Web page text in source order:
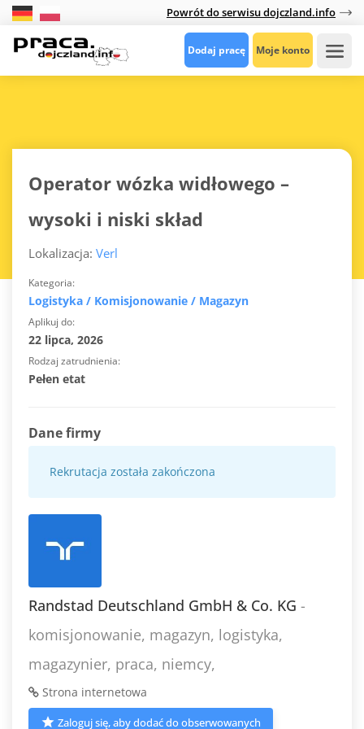
Powrót do serwisu dojczland.info
Dodaj pracę Moje konto
Operator wózka widłowego –
wysoki i niski skład
Lokalizacja: Verl
Kategoria
Logistyka / Komisjonowanie / Magazyn
Aplikuj do
22 lipca, 2026
Rodzaj zatrudnienia
Pełen etat
Dane firmy
Rekrutacja została zakończona
Randstad Deutschland GmbH & Co. KG -
komisjonowanie, magazyn, logistyka,
magazynier, praca, niemcy,
Strona internetowa
Zaloguj się, aby dodać do obserwowanych